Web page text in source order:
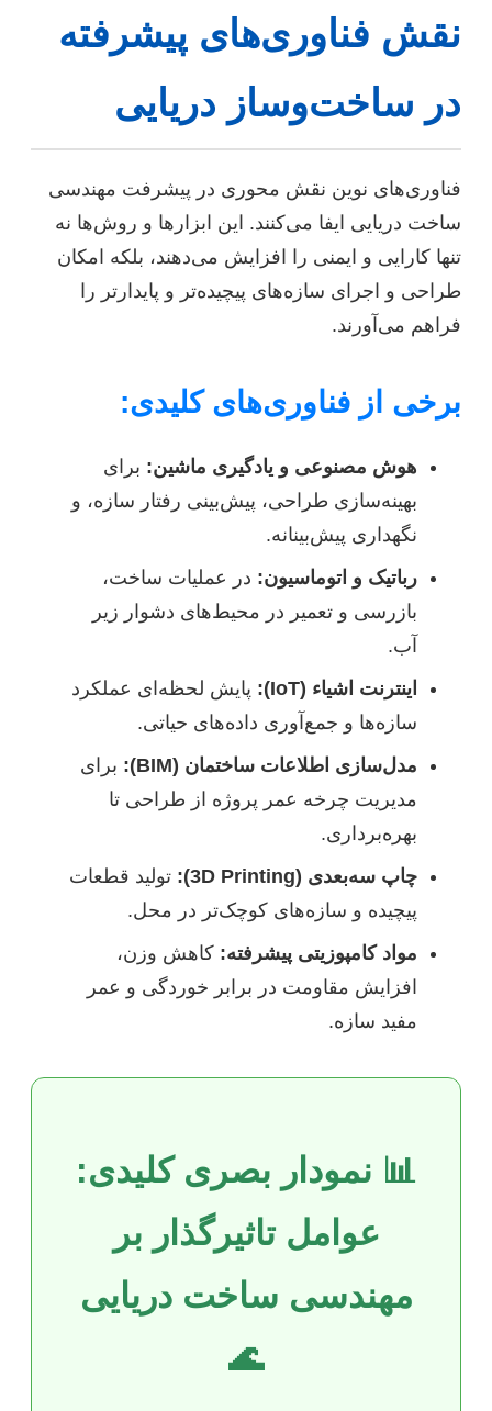
نقش فناوری‌های پیشرفته
در ساخت‌وساز دریایی
فناوری‌های نوین نقش محوری در پیشرفت مهندسی
ساخت دریایی ایفا می‌کنند. این ابزارها و روش‌ها نه
تنها کارایی و ایمنی را افزایش می‌دهند، بلکه امکان
طراحی و اجرای سازه‌های پیچیده‌تر و پایدارتر را
فراهم می‌آورند.
برخی از فناوری‌های کلیدی:
هوش مصنوعی و یادگیری ماشین: برای
بهینه‌سازی طراحی، پیش‌بینی رفتار سازه، و
نگهداری پیش‌بینانه.
رباتیک و اتوماسیون: در عملیات ساخت،
بازرسی و تعمیر در محیط‌های دشوار زیر
آب.
اینترنت اشیاء (IoT):
پایش لحظه‌ای عملکرد
سازه‌ها و جمع‌آوری داده‌های حیاتی.
مدل‌سازی اطلاعات ساختمان (BIM):
برای
مدیریت چرخه عمر پروژه از طراحی تا
بهره‌برداری.
چاپ سه‌بعدی (3D Printing):
تولید قطعات
پیچیده و سازه‌های کوچک‌تر در محل.
مواد کامپوزیتی پیشرفته: کاهش وزن،
افزایش مقاومت در برابر خوردگی و عمر
مفید سازه.
📊 نمودار بصری کلیدی:
عوامل تاثیرگذار بر
مهندسی ساخت دریایی
🌊